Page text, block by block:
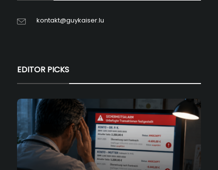
kontakt@guykaiser.lu
EDITOR PICKS